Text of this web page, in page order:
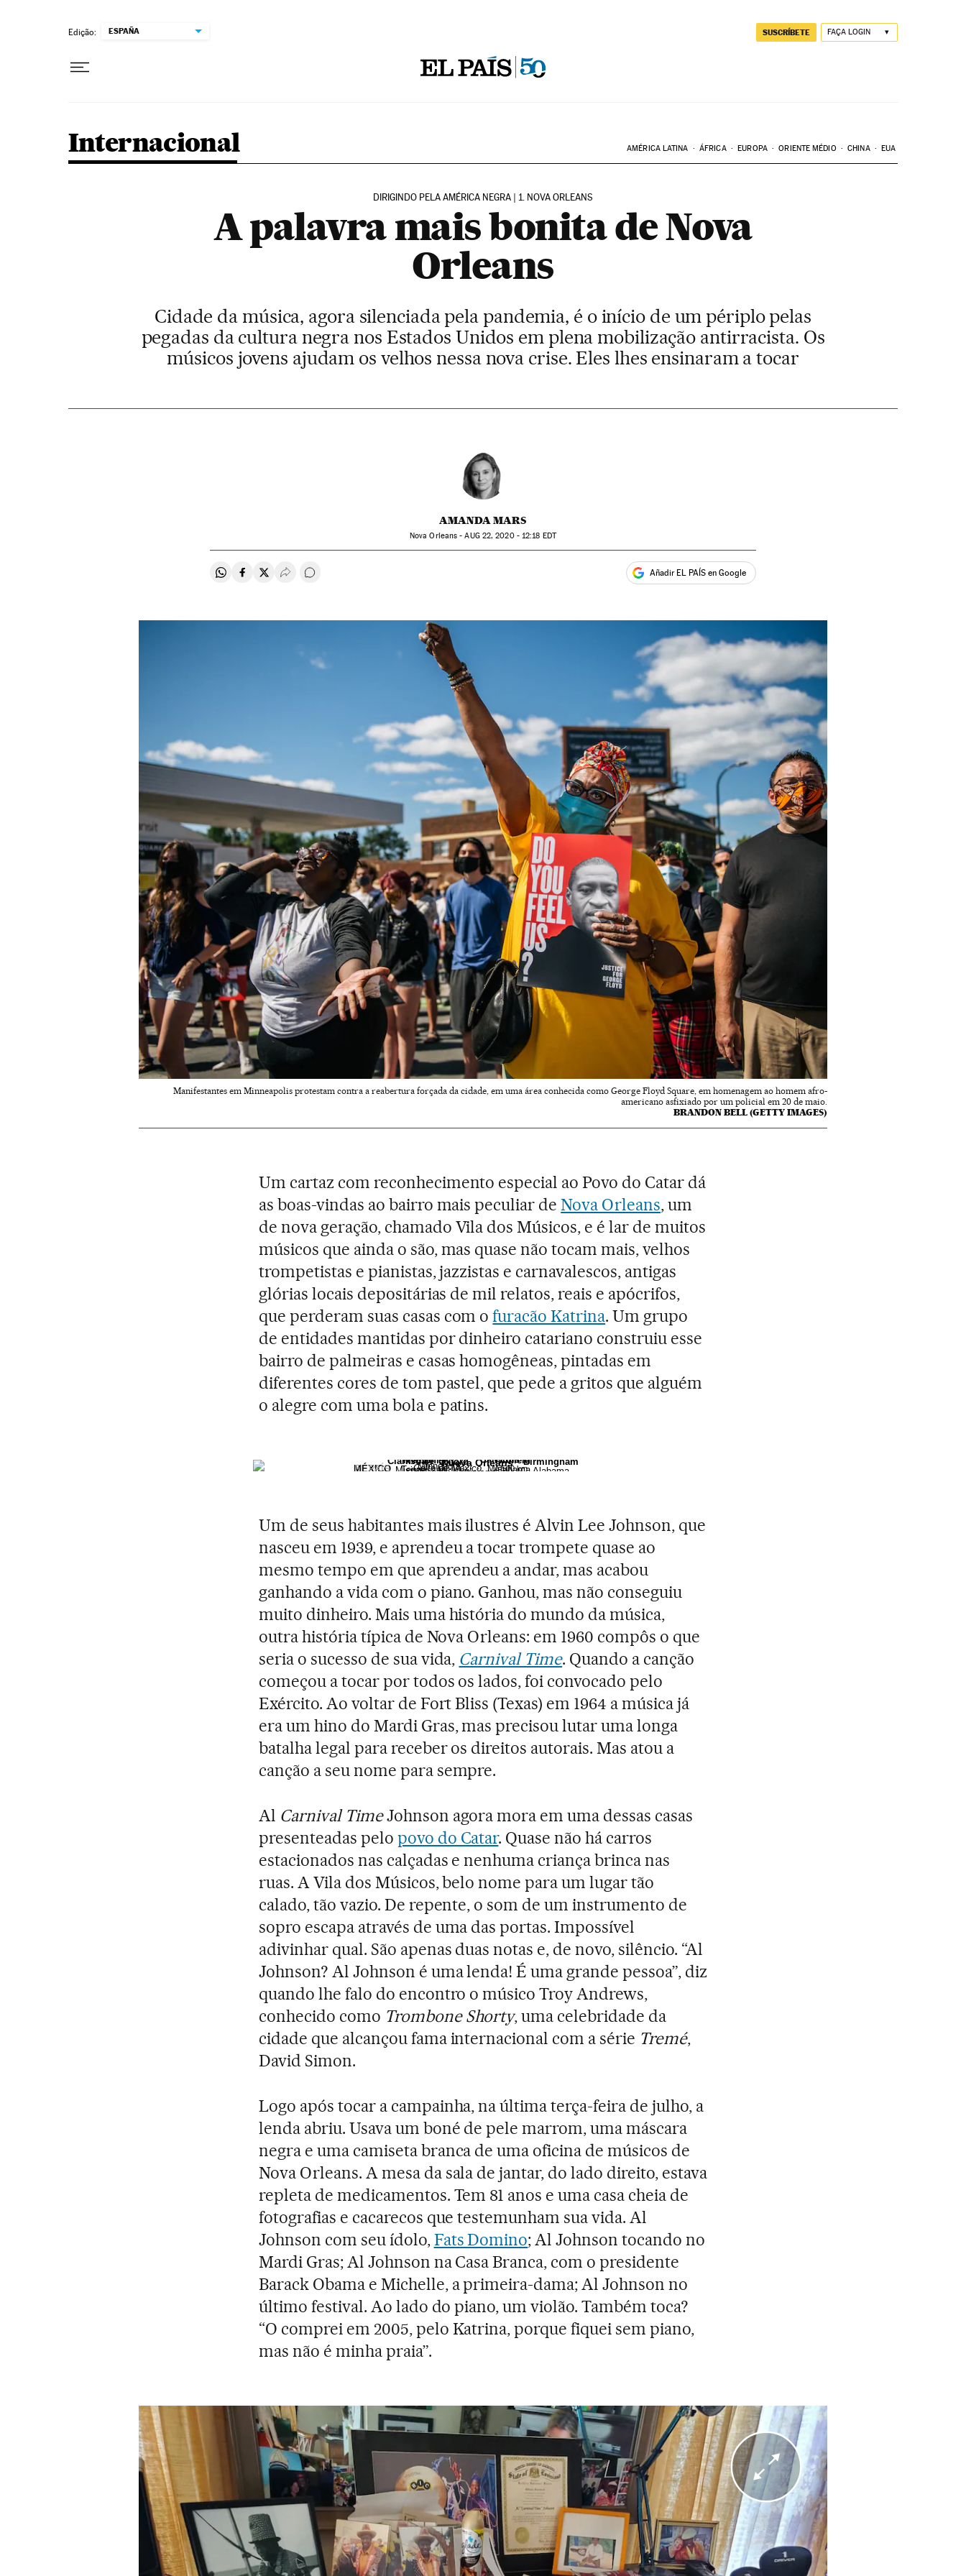
Edição: ESPAÑA SUSCRÍBETE FAÇA LOGIN
Internacional AMÉRICA LATINA ÁFRICA EUROPA ORIENTE MÉDIO CHINA EUA
DIRIGINDO PELA AMÉRICA NEGRA | 1. NOVA ORLEANS
A palavra mais bonita de Nova
Orleans
Cidade da música, agora silenciada pela pandemia, é o início de um périplo pelas
pegadas da cultura negra nos Estados Unidos em plena mobilização antirracista. Os
músicos jovens ajudam os velhos nessa nova crise. Eles lhes ensinaram a tocar
AMANDA MARS
Nova Orleans -AUG22, 2020 - 12:18 EDT
Compartir en Whatsapp
Compartir en Facebook
Compartir en Twitter
Desplegar Redes Sociales
Comentários Añadir EL PAÍS en Google
Manifestantes em Minneapolis protestam contra a reabertura forçada da cidade, em uma área conhecida como George Floyd Square, em homenagem ao homem afro-
americano asfixiado por um policial em 20 de maio.
BRANDON BELL (GETTY IMAGES)
Um cartaz com reconhecimento especial ao Povo do Catar dá
as boas-vindas ao bairro mais peculiar deNova Orleans, um
de nova geração, chamado Vila dos Músicos, e é lar de muitos
músicos que ainda o são, mas quase não tocam mais, velhos
trompetistas e pianistas, jazzistas e carnavalescos, antigas
glórias locais depositárias de mil relatos, reais e apócrifos,
que perderam suas casas com ofuracão Katrina. Um grupo
de entidades mantidas por dinheiro catariano construiu esse
bairro de palmeiras e casas homogêneas, pintadas em
diferentes cores de tom pastel, que pede a gritos que alguém
o alegre com uma bola e patins.
CANADÁ
Minnesota
San Luis
Misuri
Memphis
Tennessee
Winfield
Alabama
Clarksdale
Misisipi
Birmingham
Alabama
Oxford
Misisipi
Nueva Orleans
Luisiana
Golfo de México 500 km
MÉXICO
EL PAÍS
Um de seus habitantes mais ilustres é Alvin Lee Johnson, que
nasceu em 1939, e aprendeu a tocar trompete quase ao
mesmo tempo em que aprendeu a andar, mas acabou
ganhando a vida com o piano. Ganhou, mas não conseguiu
muito dinheiro. Mais uma história do mundo da música,
outra história típica de Nova Orleans: em 1960 compôs o que
seria o sucesso de sua vida, Carnival Time. Quando a canção
começou a tocar por todos os lados, foi convocado pelo
Exército. Ao voltar de Fort Bliss (Texas) em 1964 a música já
era um hino do Mardi Gras, mas precisou lutar uma longa
batalha legal para receber os direitos autorais. Mas atou a
canção a seu nome para sempre.
Al Carnival TimeJohnson agora mora em uma dessas casas
presenteadas pelo povo do Catar. Quase não há carros
estacionados nas calçadas e nenhuma criança brinca nas
ruas. A Vila dos Músicos, belo nome para um lugar tão
calado, tão vazio. De repente, o som de um instrumento de
sopro escapa através de uma das portas. Impossível
adivinhar qual. São apenas duas notas e, de novo, silêncio. “Al
Johnson? Al Johnson é uma lenda! É uma grande pessoa”, diz
quando lhe falo do encontro o músico Troy Andrews,
conhecido como Trombone Shorty, uma celebridade da
cidade que alcançou fama internacional com a série Tremé,
David Simon.
Logo após tocar a campainha, na última terça-feira de julho, a
lenda abriu. Usava um boné de pele marrom, uma máscara
negra e uma camiseta branca de uma oficina de músicos de
Nova Orleans. A mesa da sala de jantar, do lado direito, estava
repleta de medicamentos. Tem 81 anos e uma casa cheia de
fotografias e cacarecos que testemunham sua vida. Al
Johnson com seu ídolo,Fats Domino; Al Johnson tocando no
Mardi Gras; Al Johnson na Casa Branca, com o presidente
Barack Obama e Michelle, a primeira-dama; Al Johnson no
último festival. Ao lado do piano, um violão. Também toca?
“O comprei em 2005, pelo Katrina, porque fiquei sem piano,
mas não é minha praia”.